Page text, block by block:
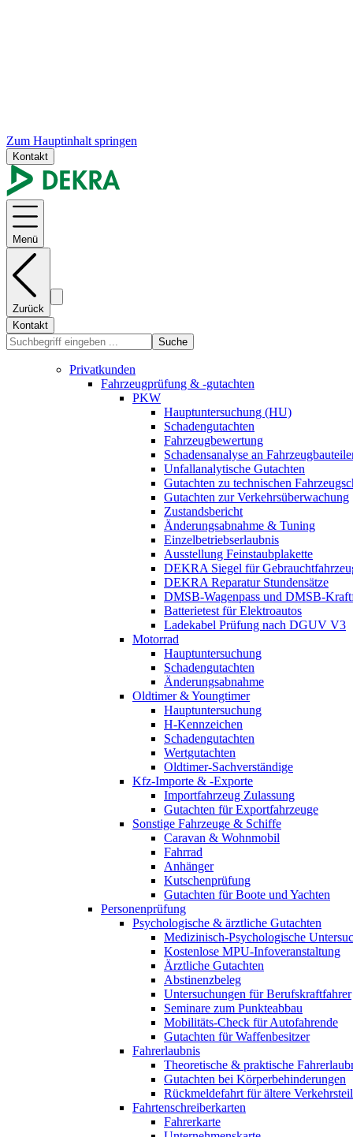
Zum Hauptinhalt springen
Kontakt
Menü
Zurück
Kontakt
Suche
Privatkunden
Fahrzeugprüfung & -gutachten
PKW
Hauptuntersuchung (HU)
Schadengutachten
Fahrzeugbewertung
Schadensanalyse an
Unfallanalytische Gutachten
Gutachten zu technischen
Gutachten zur Verkehrsüberwachung
Zustandsbericht
Änderungsabnahme & Tuning
Einzelbetriebserlaubnis
Ausstellung Feinstaubplakette
DEKRA Siegel für
DEKRA Reparatur Stundensätze
DMSB-Wagenpass und DMSB-
Batterietest für Elektroautos
Ladekabel Prüfung nach DGUV V3
Motorrad
Hauptuntersuchung
Schadengutachten
Änderungsabnahme
Oldtimer & Youngtimer
Hauptuntersuchung
H-Kennzeichen
Schadengutachten
Wertgutachten
Oldtimer-Sachverständige
Kfz-Importe & -Exporte
Importfahrzeug Zulassung
Gutachten für Exportfahrzeuge
Sonstige Fahrzeuge & Schiffe
Caravan & Wohnmobil
Fahrrad
Anhänger
Kutschenprüfung
Gutachten für Boote und Yachten
Personenprüfung
Psychologische & ärztliche Gutachten
Medizinisch-Psychologische
Kostenlose MPU-Infoveranstaltung
Ärztliche Gutachten
Abstinenzbeleg
Untersuchungen für Berufskraftfahrer
Seminare zum Punkteabbau
Mobilitäts-Check für Autofahrende
Gutachten für Waffenbesitzer
Fahrerlaubnis
Theoretische & praktische
Gutachten bei Körperbehinderungen
Rückmeldefahrt für ältere
Fahrtenschreiberkarten
Fahrerkarte